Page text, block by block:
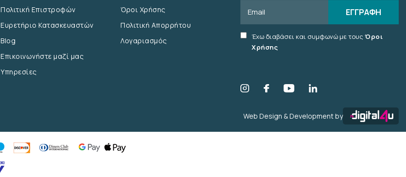
Πολιτική Επιστροφών
Ευρετήριο Κατασκευαστών
Blog
Επικοινωνήστε μαζί μας
Υπηρεσίες
Όροι Χρήσης
Πολιτική Απορρήτου
Λογαριασμός
ΕΓΓΡΑΦΗ
Accept
terms
Έχω διαβάσει και συμφωνώ με τουςΌροι
Χρήσης
Web Design & Development by